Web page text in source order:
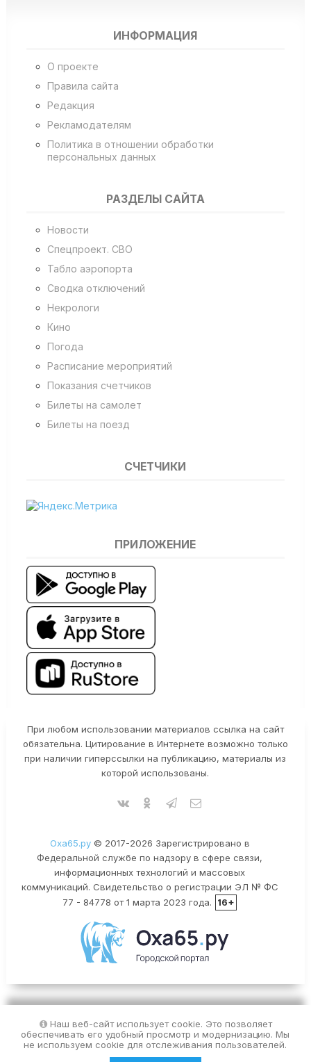
ИНФОРМАЦИЯ
О проекте
Правила сайта
Редакция
Рекламодателям
Политика в отношении обработки
персональных данных
РАЗДЕЛЫ САЙТА
Новости
Спецпроект. СВО
Табло аэропорта
Сводка отключений
Некрологи
Кино
Погода
Расписание мероприятий
Показания счетчиков
Билеты на самолет
Билеты на поезд
СЧЕТЧИКИ
ПРИЛОЖЕНИЕ
При любом использовании материалов ссылка на сайт
обязательна. Цитирование в Интернете возможно только
при наличии гиперссылки на публикацию, материалы из
которой использованы.
Оха65.ру© 2017-2026 Зарегистрировано в
Федеральной службе по надзору в сфере связи,
информационных технологий и массовых
коммуникаций. Свидетельство о регистрации ЭЛ № ФС
77 - 84778 от 1 марта 2023 года.
16+
Наш веб-сайт использует cookie. Это позволяет
обеспечивать его удобный просмотр и модернизацию. Мы
не используем cookie для отслеживания пользователей.